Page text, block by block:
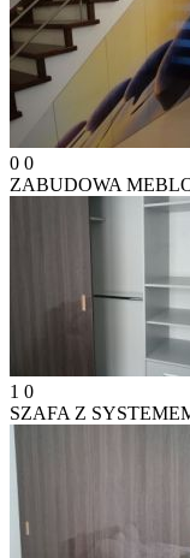
0 0
ZABUDOWA
1 0
SZAFA Z